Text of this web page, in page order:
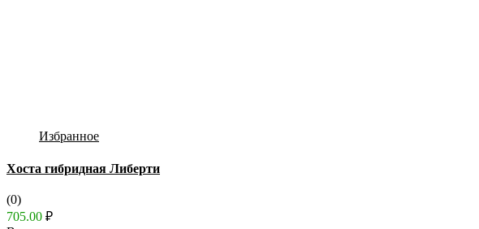
Избранное
Хоста гибридная Либерти
(0)
705.00 ₽